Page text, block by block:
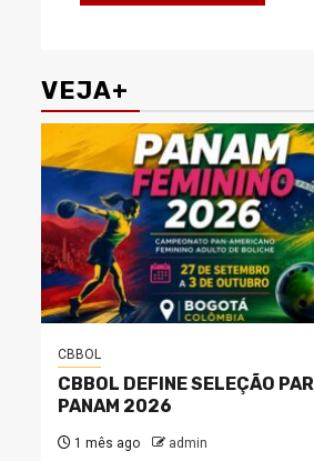
VEJA+
CBBOL
CBBOL DEFINE SELEÇÃO
PANAM 2026
1 mês ago admin